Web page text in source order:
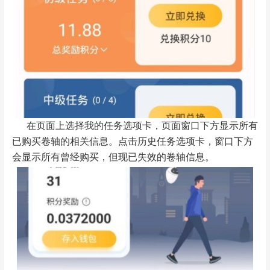
在页面上选择我的任务选项卡，页面窗口下方显示所有
已购买卷轴的相关信息。点击历史任务选项卡，窗口下方
会显示所有曾经购买，但现已失效的卷轴信息。